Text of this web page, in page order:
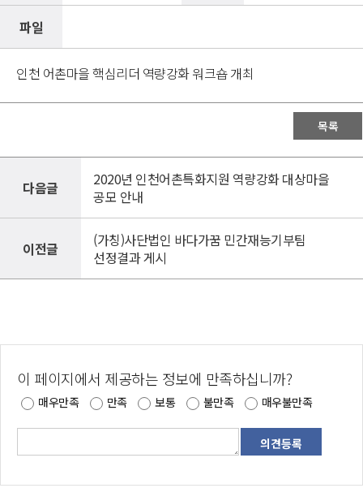
파일
인천 어촌마을 핵심리더 역량강화 워크숍 개최
목록
다음글
2020년 인천어촌특화지원 역량강화 대상마을
공모 안내
이전글
(가칭)사단법인 바다가꿈 민간재능기부팀
선정결과 게시
이 페이지에서 제공하는 정보에 만족하십니까?
매우만족 만족 보통 불만족 매우불만족